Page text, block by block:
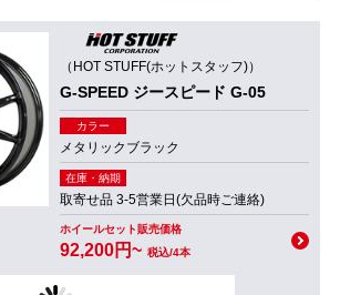
（HOT STUFF(ホットスタッフ)）
G-SPEED ジースピード G-05
カラー
メタリックブラック
在庫・納期
取寄せ品 3-5営業日(欠品時ご連絡)
ホイールセット販売価格
92,200円~ 税込/4本